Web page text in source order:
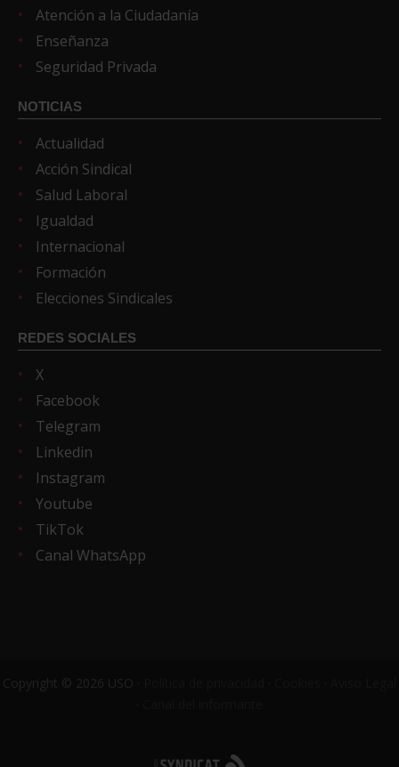
Atención a la Ciudadanía
Enseñanza
Seguridad Privada
NOTICIAS
Actualidad
Acción Sindical
Salud Laboral
Igualdad
Internacional
Formación
Elecciones Sindicales
REDES SOCIALES
X
Facebook
Telegram
Linkedin
Instagram
Youtube
TikTok
Canal WhatsApp
Copyright © 2026 USO ·